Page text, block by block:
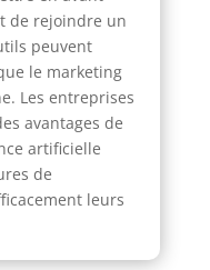
de rejoindre un
peuvent
le marketing
Les entreprises
avantages de
artificielle
de
leurs